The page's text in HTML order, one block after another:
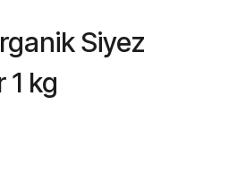
Siyez
1 kg